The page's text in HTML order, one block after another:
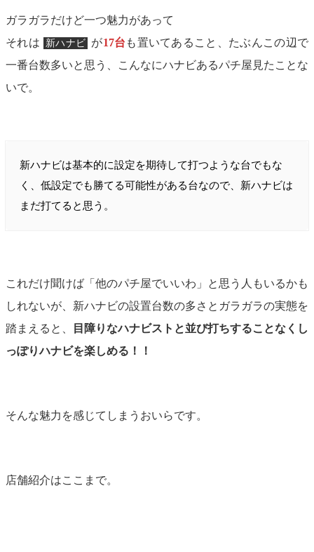
ガラガラだけど一つ魅力があって
それは
新ハナビ が17台 も置いてあること、たぶんこの辺で
一番台数多いと思う、こんなにハナビあるパチ屋見たことな
いで。
新ハナビは基本的に設定を期待して打つような台でもな
く、低設定でも勝てる可能性がある台なので、新ハナビは
まだ打てると思う。
これだけ聞けば「他のパチ屋でいいわ」と思う人もいるかも
しれないが、新ハナビの設置台数の多さとガラガラの実態を
踏まえると、
目障りなハナビストと並び打ちすることなくし
っぽりハナビを楽しめる！！
そんな魅力を感じてしまうおいらです。
店舗紹介はここまで。